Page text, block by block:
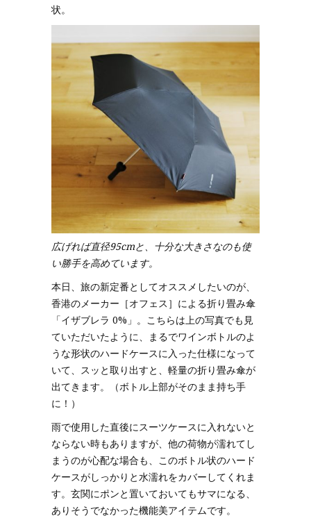
状。
広げれば直径95cmと、十分な大きさなのも使
い勝手を高めています。
本日、旅の新定番としてオススメしたいのが、
香港のメーカー［オフェス］による折り畳み傘
「イザブレラ 0%」。こちらは上の写真でも見
ていただいたように、まるでワインボトルのよ
うな形状のハードケースに入った仕様になって
いて、スッと取り出すと、軽量の折り畳み傘が
出てきます。（ボトル上部がそのまま持ち手
に！）
雨で使用した直後にスーツケースに入れないと
ならない時もありますが、他の荷物が濡れてし
まうのが心配な場合も、このボトル状のハード
ケースがしっかりと水濡れをカバーしてくれま
す。玄関にポンと置いておいてもサマになる、
ありそうでなかった機能美アイテムです。